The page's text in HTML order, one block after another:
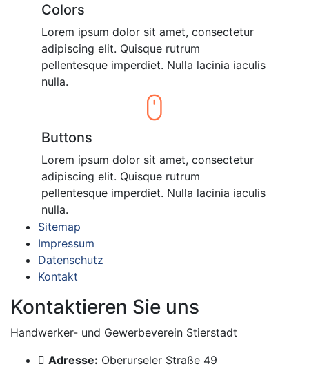
Colors
Lorem ipsum dolor sit amet, consectetur
adipiscing elit. Quisque rutrum
pellentesque imperdiet. Nulla lacinia iaculis
nulla.
Buttons
Lorem ipsum dolor sit amet, consectetur
adipiscing elit. Quisque rutrum
pellentesque imperdiet. Nulla lacinia iaculis
nulla.
Sitemap
Impressum
Datenschutz
Kontakt
Kontaktieren Sie uns
Handwerker- und Gewerbeverein Stierstadt
Adresse: Oberurseler Straße 49